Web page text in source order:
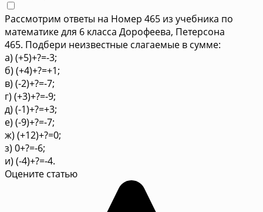
Рассмотрим ответы на Номер 465 из учебника по
математике для 6 класса Дорофеева, Петерсона
465. Подбери неизвестные слагаемые в сумме:
а) (+5)+?=-3;
б) (+4)+?=+1;
в) (-2)+?=-7;
г) (+3)+?=-9;
д) (-1)+?=+3;
е) (-9)+?=-7;
ж) (+12)+?=0;
з) 0+?=-6;
и) (-4)+?=-4.
Оцените статью